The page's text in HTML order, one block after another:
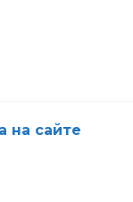
на сайте